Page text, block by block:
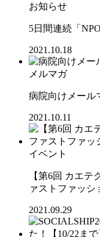
お知らせ
5日間連続「
2021.10.18
メルマガ
病院向けメール
2021.10.11
イベント
【第6回 カエ
ァストファッシ
2021.09.29